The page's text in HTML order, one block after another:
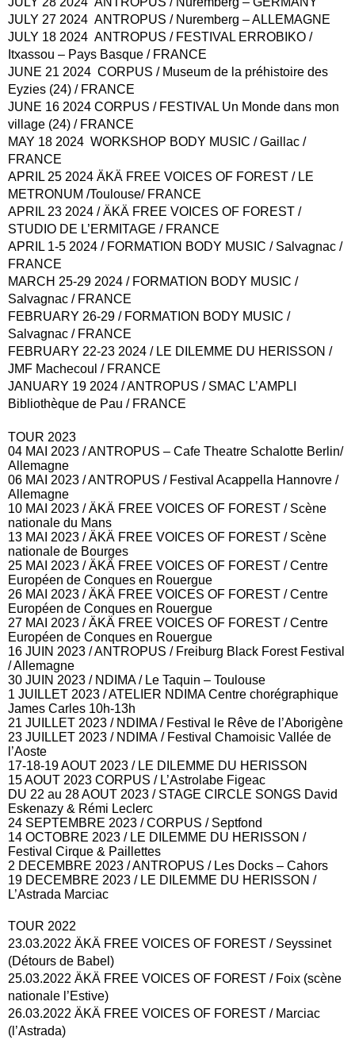
JULY 27 2024 ANTROPUS / Nuremberg – ALLEMAGNE
JULY 18 2024 ANTROPUS / FESTIVAL ERROBIKO /
Itxassou – Pays Basque / FRANCE
JUNE 21 2024 CORPUS / Museum de la préhistoire des
Eyzies (24) / FRANCE
JUNE 16 2024 CORPUS / FESTIVAL Un Monde dans mon
village (24) / FRANCE
MAY 18 2024 WORKSHOP BODY MUSIC / Gaillac /
FRANCE
APRIL 25 2024 ÄKÄ FREE VOICES OF FOREST / LE
METRONUM /Toulouse/ FRANCE
APRIL 23 2024 / ÄKÄ FREE VOICES OF FOREST /
STUDIO DE L’ERMITAGE / FRANCE
APRIL 1-5 2024 / FORMATION BODY MUSIC / Salvagnac /
FRANCE
MARCH 25-29 2024 / FORMATION BODY MUSIC /
Salvagnac / FRANCE
FEBRUARY 26-29 / FORMATION BODY MUSIC /
Salvagnac / FRANCE
FEBRUARY 22-23 2024 / LE DILEMME DU HERISSON /
JMF Machecoul / FRANCE
JANUARY 19 2024 / ANTROPUS / SMAC L’AMPLI
Bibliothèque de Pau / FRANCE
TOUR 2023
04 MAI 2023 / ANTROPUS – Cafe Theatre Schalotte Berlin/
Allemagne
06 MAI 2023 / ANTROPUS / Festival Acappella Hannovre /
Allemagne
10 MAI 2023 / ÄKÄ FREE VOICES OF FOREST / Scène
nationale du Mans
13 MAI 2023 / ÄKÄ FREE VOICES OF FOREST / Scène
nationale de Bourges
25 MAI 2023 / ÄKÄ FREE VOICES OF FOREST / Centre
Européen de Conques en Rouergue
26 MAI 2023 / ÄKÄ FREE VOICES OF FOREST / Centre
Européen de Conques en Rouergue
27 MAI 2023 / ÄKÄ FREE VOICES OF FOREST / Centre
Européen de Conques en Rouergue
16 JUIN 2023 / ANTROPUS / Freiburg Black Forest Festival
/ Allemagne
30 JUIN 2023 / NDIMA / Le Taquin – Toulouse
1 JUILLET 2023 / ATELIER NDIMA Centre chorégraphique
James Carles 10h-13h
21 JUILLET 2023 / NDIMA / Festival le Rêve de l’Aborigène
23 JUILLET 2023 / NDIMA / Festival Chamoisic Vallée de
l’Aoste
17-18-19 AOUT 2023 / LE DILEMME DU HERISSON
15 AOUT 2023 CORPUS / L’Astrolabe Figeac
DU 22 au 28 AOUT 2023 / STAGE CIRCLE SONGS David
Eskenazy & Rémi Leclerc
24 SEPTEMBRE 2023 / CORPUS / Septfond
14 OCTOBRE 2023 / LE DILEMME DU HERISSON /
Festival Cirque & Paillettes
2 DECEMBRE 2023 / ANTROPUS / Les Docks – Cahors
19 DECEMBRE 2023 / LE DILEMME DU HERISSON /
L’Astrada Marciac
TOUR 2022
23.03.2022 ÄKÄ FREE VOICES OF FOREST / Seyssinet
(Détours de Babel)
25.03.2022 ÄKÄ FREE VOICES OF FOREST / Foix (scène
nationale l’Estive)
26.03.2022 ÄKÄ FREE VOICES OF FOREST / Marciac
(l’Astrada)